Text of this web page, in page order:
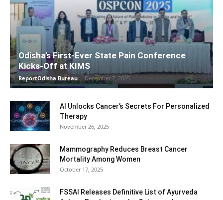
Odisha’s First-Ever State Pain Conference
Kicks-Off at KIMS
ReportOdisha Bureau - December 7, 2025
AI Unlocks Cancer’s Secrets For Personalized
Therapy
November 26, 2025
Mammography Reduces Breast Cancer
Mortality Among Women
October 17, 2025
FSSAI Releases Definitive List of Ayurveda